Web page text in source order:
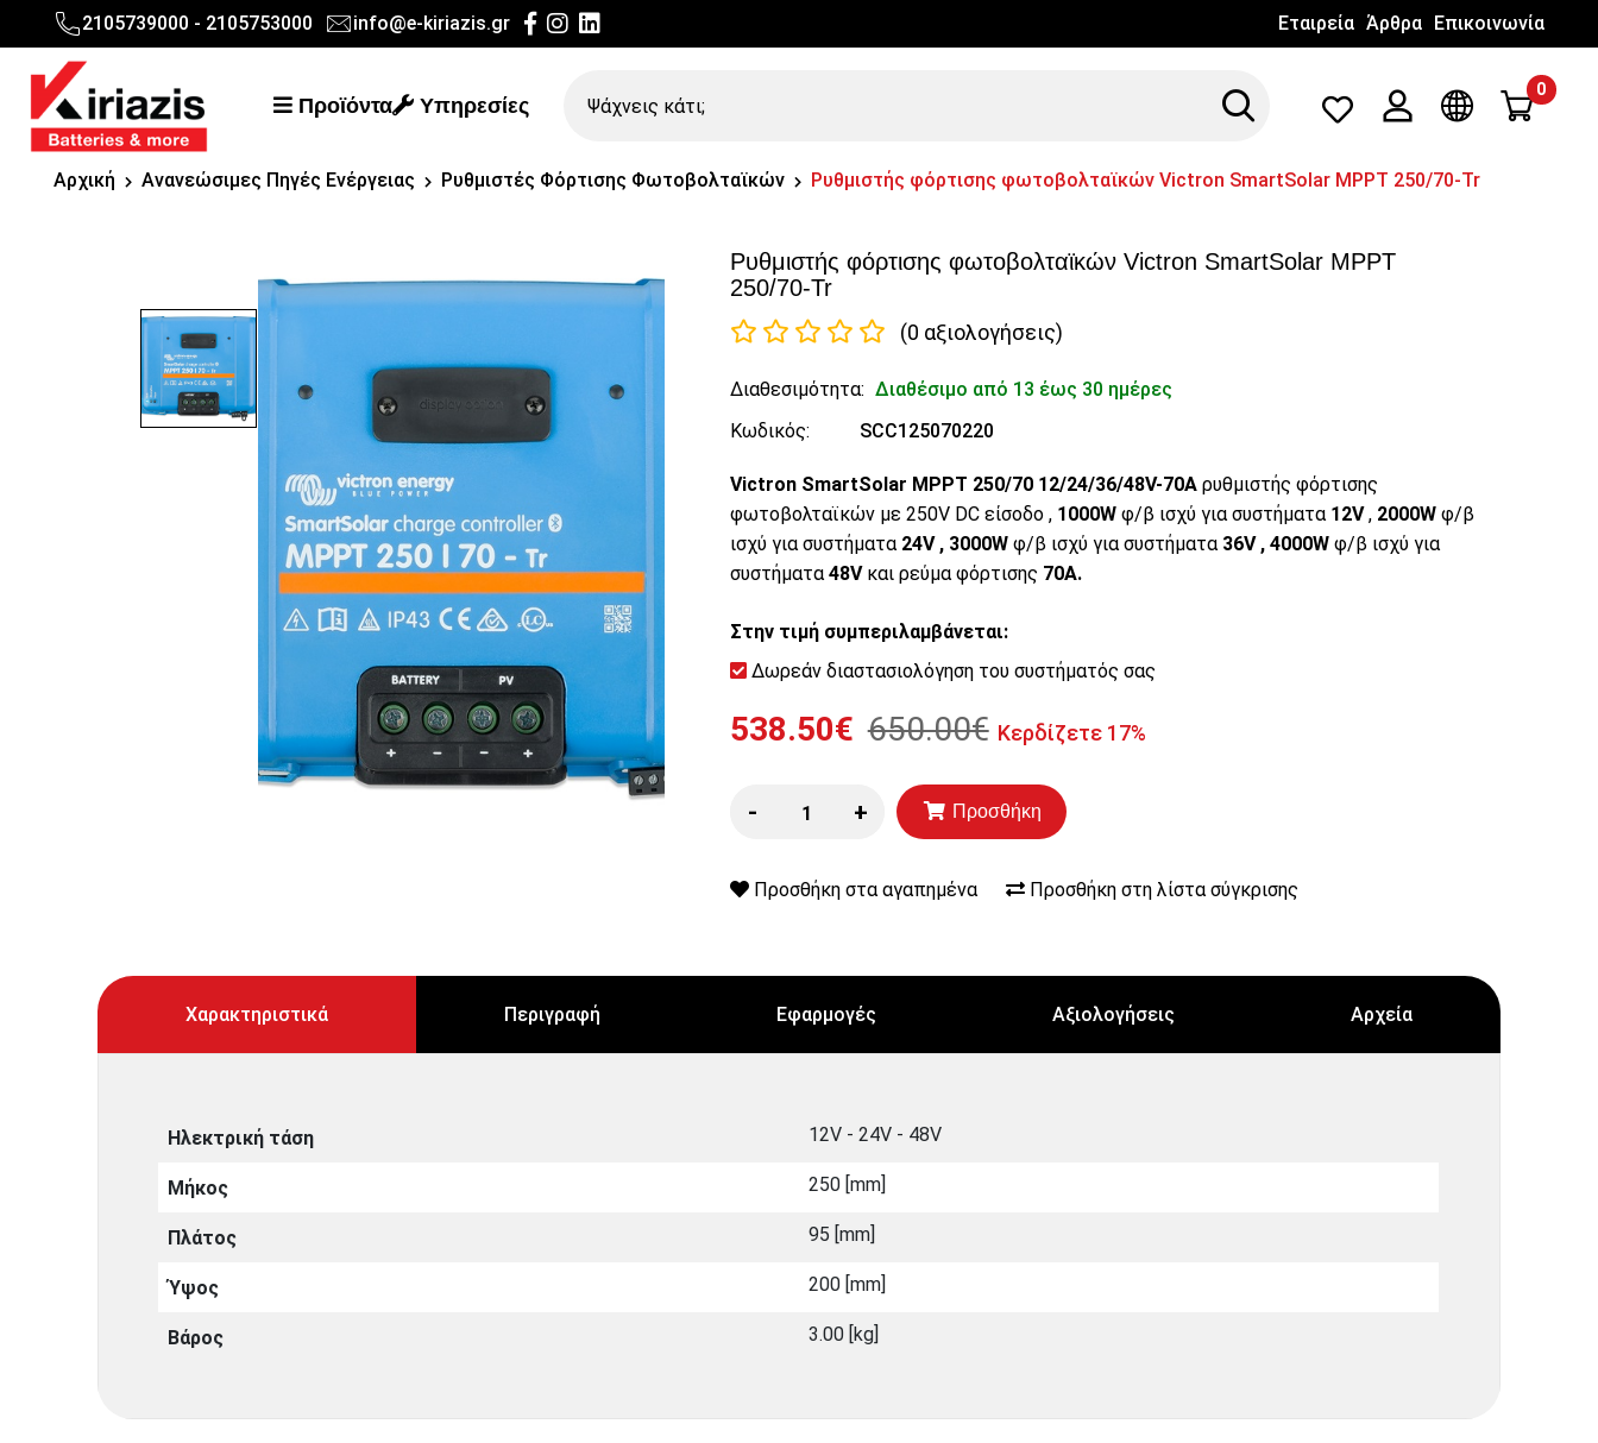
2105739000 - 2105753000 info@e-kiriazis.gr Εταιρεία Άρθρα Επικοινωνία
Προϊόντα Υπηρεσίες
κάτι;
Search Λογαριασμός
Γλώσσα
0
Αρχική Ανανεώσιμες Πηγές Ενέργειας Ρυθμιστές Φόρτισης Φωτοβολταϊκών Ρυθμιστής φόρτισης φωτοβολταϊκών Victron SmartSolar MPPT 250/70-Tr
Ρυθμιστής φόρτισης φωτοβολταϊκών Victron SmartSolar MPPT
250/70-Tr
(0 αξιολογήσεις)
Διαθεσιμότητα: Διαθέσιμο από 13 έως 30 ημέρες
Κωδικός:
SCC125070220
Victron SmartSolar MPPT 250/70 12/24/36/48V-70A ρυθμιστής φόρτισης
φωτοβολταϊκών με 250V DC είσοδο , 1000Wφ/β ισχύ για συστήματα 12V, 2000Wφ/β
ισχύ για συστήματα 24V , 3000Wφ/β ισχύ για συστήματα 36V , 4000Wφ/β ισχύ για
συστήματα 48Vκαι ρεύμα φόρτισης 70Α.
Στην τιμή συμπεριλαμβάνεται:
Δωρεάν διαστασιολόγηση του συστήματός σας
538.50€ 650.00€ Κερδίζετε 17%
- + Προσθήκη
Προσθήκη στα αγαπημένα Προσθήκη στη λίστα σύγκρισης
Χαρακτηριστικά Περιγραφή Εφαρμογές Αξιολογήσεις Αρχεία
Ηλεκτρική τάση 12V - 24V - 48V
Μήκος 250 [mm]
Πλάτος 95 [mm]
Ύψος 200 [mm]
Βάρος 3.00 [kg]